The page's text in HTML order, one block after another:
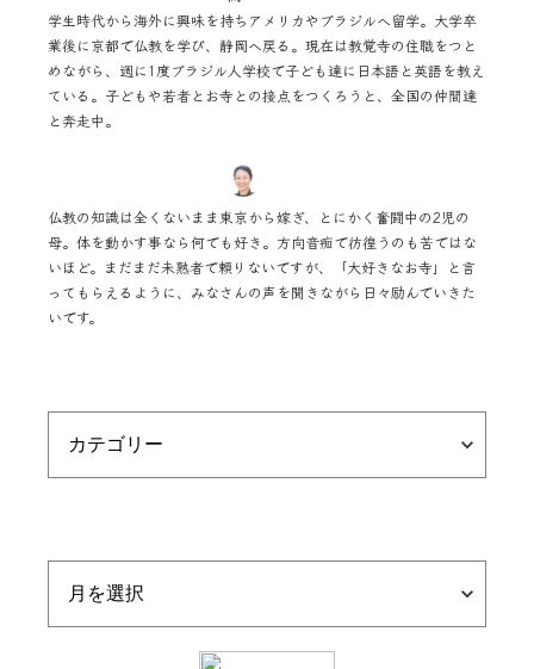
学生時代から海外に興味を持ちアメリカやブラジルへ留学。大学卒
業後に京都で仏教を学び、静岡へ戻る。現在は教覚寺の住職をつと
めながら、週に1度ブラジル人学校で子ども達に日本語と英語を教え
ている。子どもや若者とお寺との接点をつくろうと、全国の仲間達
と奔走中。
仏教の知識は全くないまま東京から嫁ぎ、とにかく奮闘中の2児の
母。体を動かす事なら何でも好き。方向音痴で彷徨うのも苦ではな
いほど。まだまだ未熟者で頼りないですが、「大好きなお寺」と言
ってもらえるように、みなさんの声を聞きながら日々励んでいきた
いです。